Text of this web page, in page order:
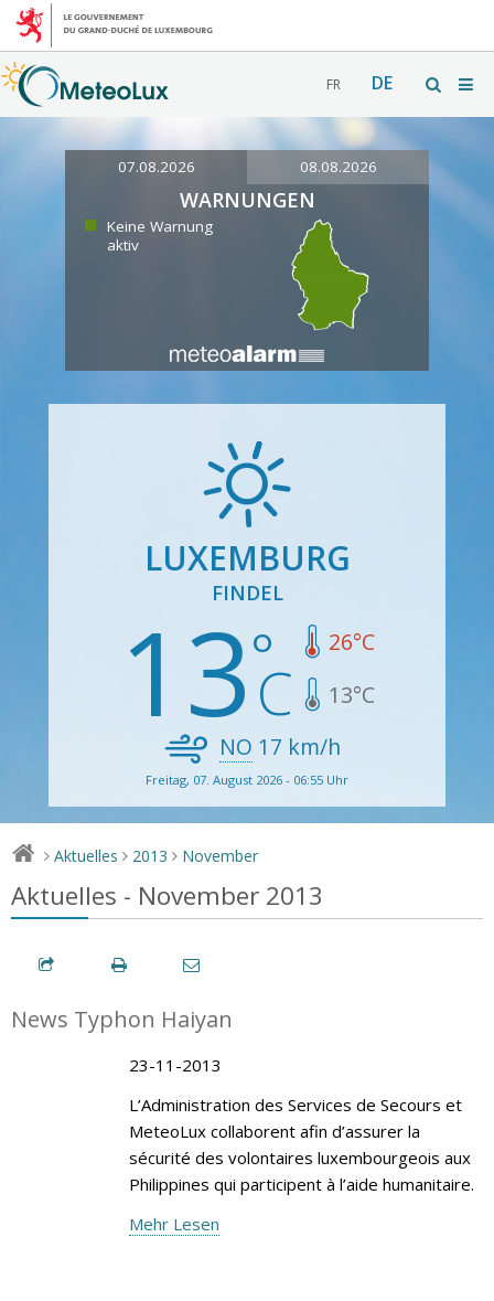
FR DE
07.08.2026 08.08.2026
WARNUNGEN
Keine Warnung
aktiv
LUXEMBURG
FINDEL
13 26°C
13°C
NO 17 km/h
Freitag, 07. August 2026 - 06:55 Uhr
> Aktuelles > 2013 > November
Aktuelles - November 2013
News Typhon Haiyan
23-11-2013
L’Administration des Services de Secours et
MeteoLux collaborent afin d’assurer la
sécurité des volontaires luxembourgeois aux
Philippines qui participent à l’aide humanitaire.
Mehr Lesen